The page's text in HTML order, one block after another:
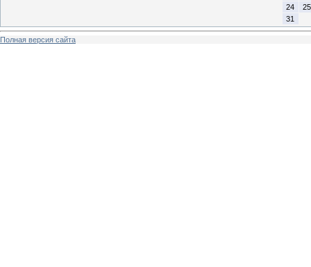
24
25
31
Полная версия сайта